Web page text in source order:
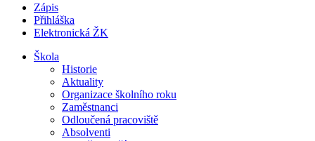
Zápis
Přihláška
Elektronická ŽK
Škola
Historie
Aktuality
Organizace školního roku
Zaměstnanci
Odloučená pracoviště
Absolventi